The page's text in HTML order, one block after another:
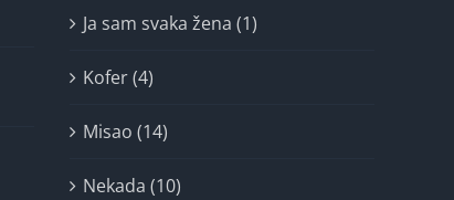
Ja sam svaka žena (1)
Kofer (4)
Misao (14)
Nekada (10)